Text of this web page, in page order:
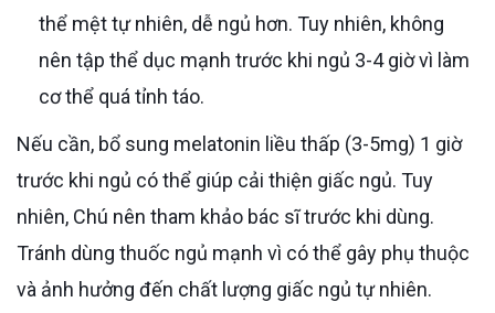
thể mệt tự nhiên, dễ ngủ hơn. Tuy nhiên, không
nên tập thể dục mạnh trước khi ngủ 3-4 giờ vì làm
cơ thể quá tỉnh táo.
Nếu cần, bổ sung melatonin liều thấp (3-5mg) 1 giờ
trước khi ngủ có thể giúp cải thiện giấc ngủ. Tuy
nhiên, Chú nên tham khảo bác sĩ trước khi dùng.
Tránh dùng thuốc ngủ mạnh vì có thể gây phụ thuộc
và ảnh hưởng đến chất lượng giấc ngủ tự nhiên.